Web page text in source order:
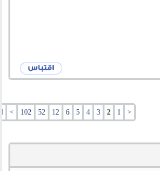
<
1
2
3
4
5
6
12
52
102
>